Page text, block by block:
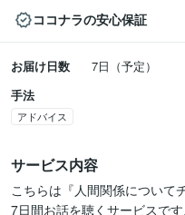
ココナラの安心保証
お届け日数
7日（予定）
手法
アドバイス
サービス内容
こちらは『人間関係について
7日間お話を聴くサービスです